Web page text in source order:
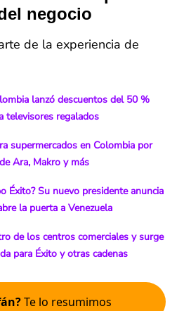
negocio
de la experiencia de
lanzó descuentos del 50 %
televisores regalados
supermercados en Colombia por
Ara, Makro y más
Éxito? Su nuevo presidente anuncia
la puerta a Venezuela
de los centros comerciales y surge
para Éxito y otras cadenas
Te lo resumimos